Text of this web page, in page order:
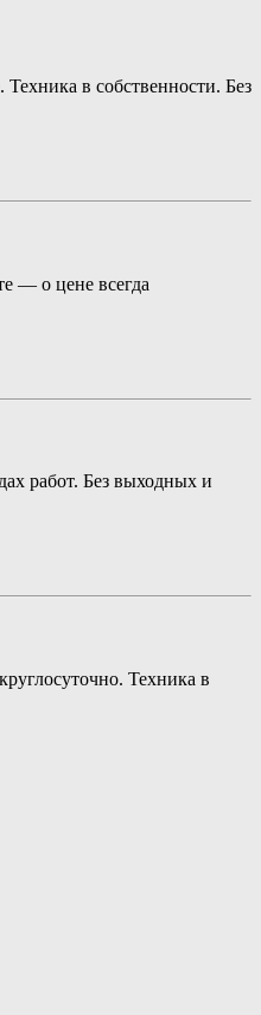
в собственности. Без
— о цене всегда
работ. Без выходных и
Техника в